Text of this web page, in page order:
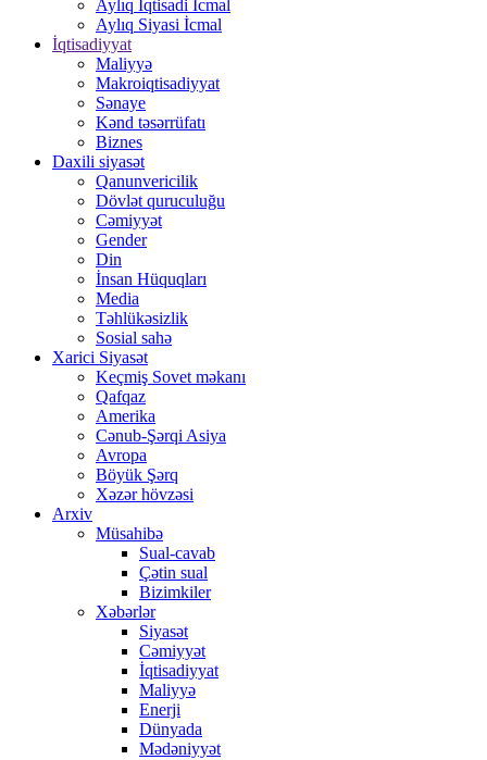
Aylıq İqtisadi İcmal
Aylıq Siyasi İcmal
İqtisadiyyat
Maliyyə
Makroiqtisadiyyat
Sənaye
Kənd təsərrüfatı
Biznes
Daxili siyasət
Qanunvericilik
Dövlət quruculuğu
Cəmiyyət
Gender
Din
İnsan Hüquqları
Media
Təhlükəsizlik
Sosial sahə
Xarici Siyasət
Keçmiş Sovet məkanı
Qafqaz
Amerika
Cənub-Şərqi Asiya
Avropa
Böyük Şərq
Xəzər hövzəsi
Arxiv
Müsahibə
Sual-cavab
Çətin sual
Bizimkiler
Xəbərlər
Siyasət
Cəmiyyət
İqtisadiyyat
Maliyyə
Enerji
Dünyada
Mədəniyyət